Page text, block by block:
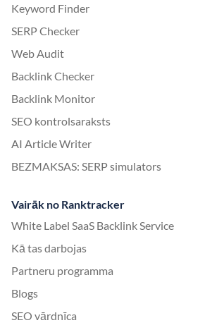
Keyword Finder
SERP Checker
Web Audit
Backlink Checker
Backlink Monitor
SEO kontrolsaraksts
AI Article Writer
BEZMAKSAS: SERP simulators
Vairāk no Ranktracker
White Label SaaS Backlink Service
Kā tas darbojas
Partneru programma
Blogs
SEO vārdnīca